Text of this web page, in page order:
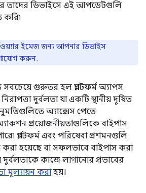
তাদের ডিভাইসে এই আপডেটগুলি
করি৷
ইমেজ জন্য আপনার ডিভাইস
করুন.
গুরুতর হল প্ল্যাটফর্ম অ্যাপস
দুর্বলতা যা একটি স্থানীয় দূষিত
অ্যাক্সেস পেতে
প্রয়োজনীয়তাগুলিকে বাইপাস
প্ল্যাটফর্ম এবং পরিষেবা প্রশমনগুলি
করা হয়েছে বা সফলভাবে বাইপাস করা
কাজে লাগানোর প্রভাবের
মূল্যায়ন করাহয়।